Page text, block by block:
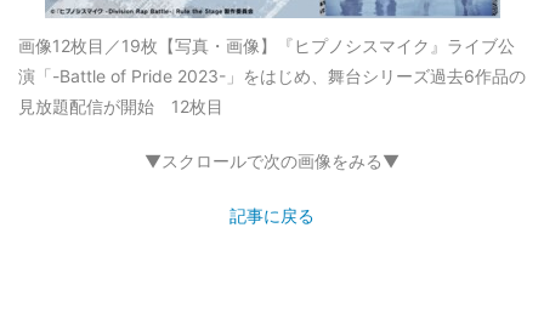
画像12枚目／19枚 【写真・画像】『ヒプノシスマイク』ライブ公
演「-Battle of Pride 2023-」をはじめ、舞台シリーズ過去6作品の
見放題配信が開始 12枚目
▼スクロールで次の画像をみる▼
記事に戻る